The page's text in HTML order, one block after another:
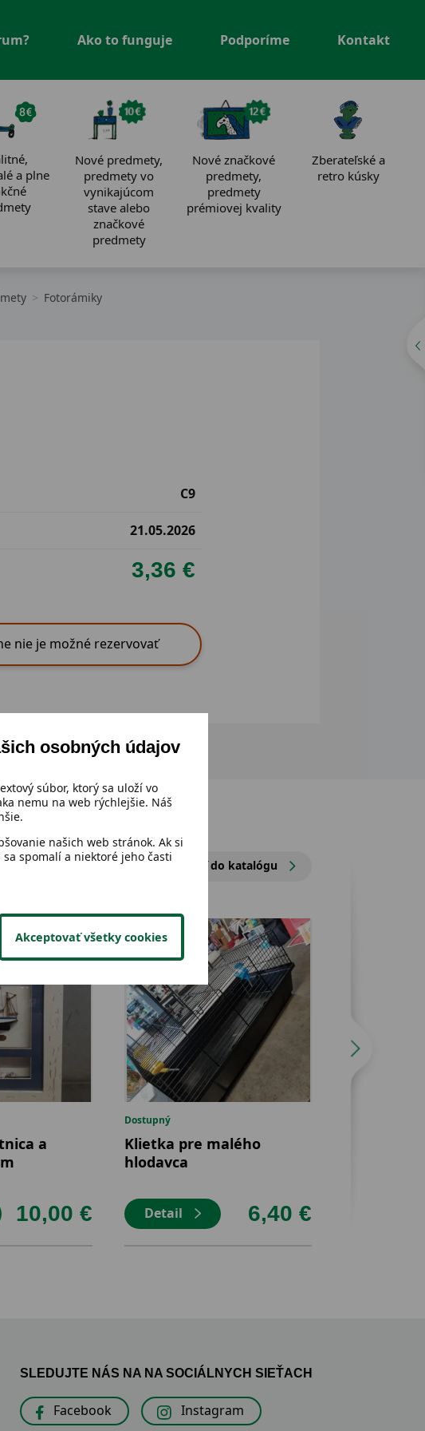
Ako to funguje Podporíme Kontakt
a plne
Nové predmety,
predmety vo
vynikajúcom
stave alebo
značkové
predmety
Nové značkové
predmety,
predmety
prémiovej kvality
Zberateľské a
retro kúsky
Fotorámiky
C9
21.05.2026
3,36 €
nie je možné rezervovať
Prejsť do katalógu
a
10,00 €
Dostupný
Klietka pre malého
hlodavca
Detail 6,40 €
SLEDUJTE NÁS NA NA SOCIÁLNYCH SIEŤACH
Facebook Instagram
osobných údajov
súbor, ktorý sa uloží vo
nemu na web rýchlejšie. Náš
našich web stránok. Ak si
spomalí a niektoré jeho časti
Akceptovať všetky cookies